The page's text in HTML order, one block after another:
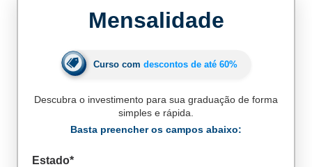
Mensalidade
Curso com descontos de até 60%
Descubra o investimento para sua graduação de forma
simples e rápida.
Basta preencher os campos abaixo:
Estado*